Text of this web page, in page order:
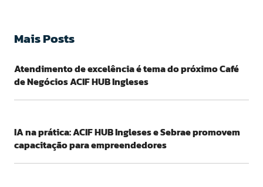
Mais Posts
Atendimento de excelência é tema do próximo Café
de Negócios ACIF HUB Ingleses
IA na prática: ACIF HUB Ingleses e Sebrae promovem
capacitação para empreendedores